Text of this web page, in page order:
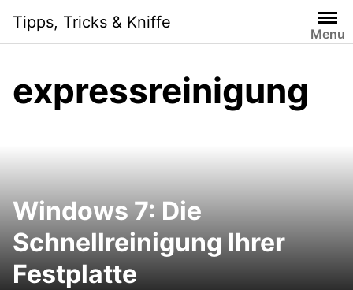
content
Tipps, Tricks & Kniffe
Menu
expressreinigung
Windows 7: Die
Schnellreinigung Ihrer
Festplatte